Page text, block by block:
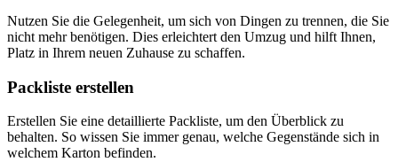
Nutzen Sie die Gelegenheit, um sich von Dingen zu trennen, die Sie
nicht mehr benötigen. Dies erleichtert den Umzug und hilft Ihnen,
Platz in Ihrem neuen Zuhause zu schaffen.
Packliste erstellen
Erstellen Sie eine detaillierte Packliste, um den Überblick zu
behalten. So wissen Sie immer genau, welche Gegenstände sich in
welchem Karton befinden.